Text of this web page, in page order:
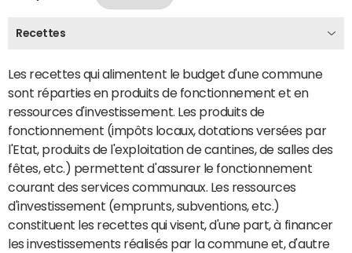
Recettes
Les recettes qui alimentent le budget d'une commune
sont réparties en produits de fonctionnement et en
ressources d'investissement. Les produits de
fonctionnement (impôts locaux, dotations versées par
l'Etat, produits de l'exploitation de cantines, de salles des
fêtes, etc.) permettent d'assurer le fonctionnement
courant des services communaux. Les ressources
d'investissement (emprunts, subventions, etc.)
constituent les recettes qui visent, d'une part, à financer
les investissements réalisés par la commune et, d'autre